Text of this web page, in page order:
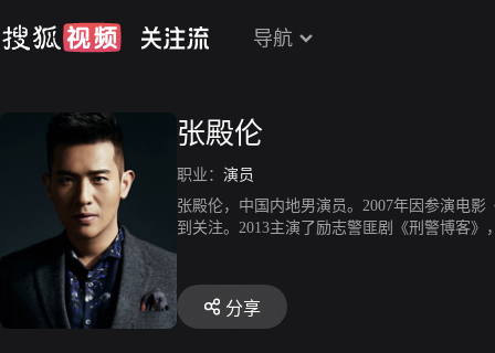
导航
张殿伦
职业： 演员
张殿伦，中国内地男演员。2007年因参演电
到关注。2013主演了励志警匪剧《刑警博客
分享